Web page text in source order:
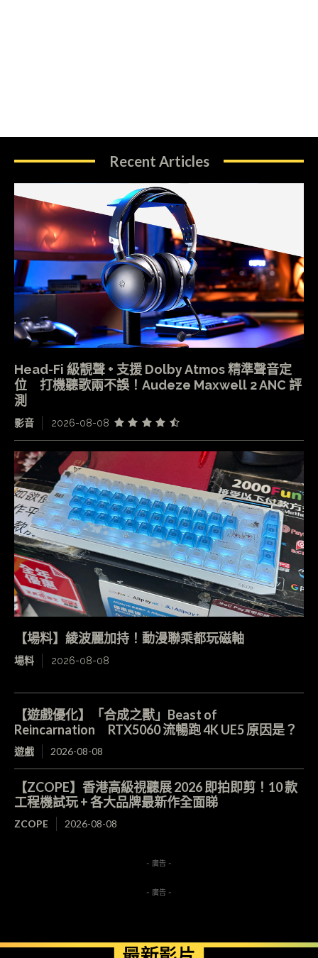
Recent Articles
Head-Fi 級靚聲 + 支援 Dolby Atmos 精準聲音定
位 打機聽歌兩不誤！Audeze Maxwell 2 ANC 評
測
影音 2026-08-08
【場料】綾波麗加持！動漫聯乘都玩磁軸
場料 2026-08-08
【遊戲優化】「合成之獸」Beast of
Reincarnation RTX5060 流暢跑 4K UE5 原因是？
遊戲 2026-08-08
【ZCOPE】香港高級視聽展 2026 即拍即剪！10 款
工程機試玩 + 各大品牌最新作全面睇
ZCOPE 2026-08-08
- 廣告 -
- 廣告 -